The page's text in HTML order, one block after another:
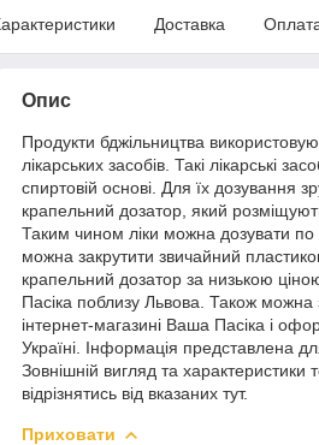
Доставка
Опис
Продукти бджільництва
лікарських засобів. Такі лікарські
спиртовій основі. Для їх дозування
крапельний дозатор, який
Таким чином ліки можна дозувати
можна закрутити звичайний
крапельний дозатор за низькою
Пасіка поблизу Львова. Також
інтернет-магазині Ваша Пасіка і
Україні. Інформація представлена
Зовнішній вигляд та характеристики
відрізнятись від вказаних тут.
Приховати